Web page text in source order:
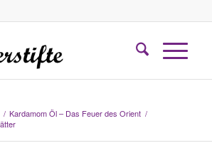
/ Kardamom Öl – Das Feuer des Orient /